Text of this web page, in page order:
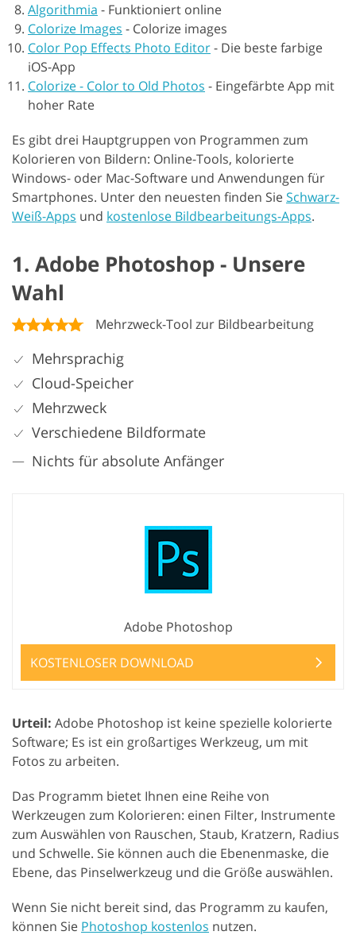
Algorithmia - Funktioniert online
Colorize Images - Colorize images
Color Pop Effects Photo Editor- Die beste farbige
iOS-App
Colorize - Color to Old Photos - Eingefärbte App mit
hoher Rate
Es gibt drei Hauptgruppen von Programmen zum
Kolorieren von Bildern: Online-Tools, kolorierte
Windows- oder Mac-Software und Anwendungen für
Smartphones. Unter den neuesten finden SieSchwarz-
Weiß-Apps und kostenlose Bildbearbeitungs-Apps.
1. Adobe Photoshop - Unsere
Wahl
Mehrzweck-Tool zur Bildbearbeitung
Mehrsprachig
Cloud-Speicher
Mehrzweck
Verschiedene Bildformate
Nichts für absolute Anfänger
Adobe Photoshop
KOSTENLOSER DOWNLOAD
Urteil: Adobe Photoshop ist keine spezielle kolorierte
Software; Es ist ein großartiges Werkzeug, um mit
Fotos zu arbeiten.
Das Programm bietet Ihnen eine Reihe von
Werkzeugen zum Kolorieren: einen Filter, Instrumente
zum Auswählen von Rauschen, Staub, Kratzern, Radius
und Schwelle. Sie können auch die Ebenenmaske, die
Ebene, das Pinselwerkzeug und die Größe auswählen.
Wenn Sie nicht bereit sind, das Programm zu kaufen,
können Sie Photoshop kostenlos nutzen.